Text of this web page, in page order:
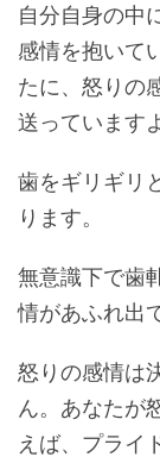
自分自身の中
感情を抱いて
たに、怒りの
送っています
歯をギリギリ
ります。
無意識下で歯
情があふれ出
怒りの感情は
ん。あなたが
えば、プライ